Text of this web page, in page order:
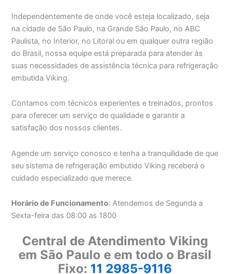
Independentemente de onde você esteja localizado, seja
na cidade de São Paulo, na Grande São Paulo, no ABC
Paulista, no Interior, no Litoral ou em qualquer outra região
do Brasil, nossa equipe está preparada para atender às
suas necessidades de assistência técnica para refrigeração
embutida Viking.
Contamos com técnicos experientes e treinados, prontos
para oferecer um serviço de qualidade e garantir a
satisfação dos nossos clientes.
Agende um serviço conosco e tenha a tranquilidade de que
seu sistema de refrigeração embutido Viking receberá o
cuidado especializado que merece.
Horário de Funcionamento: Atendemos de Segunda a
Sexta-feira das 08:00 as 1800
Central de Atendimento Viking
em São Paulo e em todo o Brasil
Fixo: 11 2985-9116